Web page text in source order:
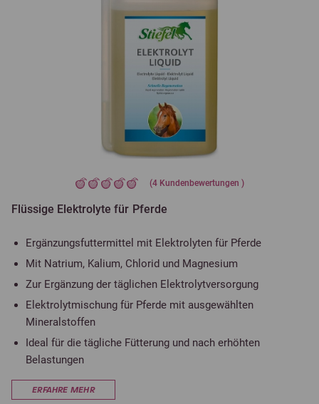
(4 Kundenbewertungen )
Flüssige Elektrolyte für Pferde
Ergänzungsfuttermittel mit Elektrolyten für Pferde
Mit Natrium, Kalium, Chlorid und Magnesium
Zur Ergänzung der täglichen Elektrolytversorgung
Elektrolytmischung für Pferde mit ausgewählten
Mineralstoffen
Ideal für die tägliche Fütterung und nach erhöhten
Belastungen
ERFAHRE MEHR